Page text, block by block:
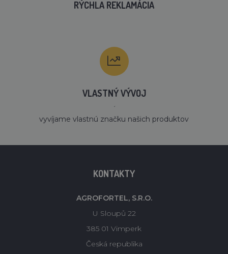
RÝCHLA REKLAMÁCIA
VLASTNÝ VÝVOJ
´
vyvíjame vlastnú značku našich produktov
KONTAKTY
AGROFORTEL, S.R.O.
U Sloupů 22
385 01 Vimperk
Česká republika